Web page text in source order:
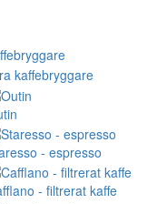
- espresso
- filtrerat kaffe